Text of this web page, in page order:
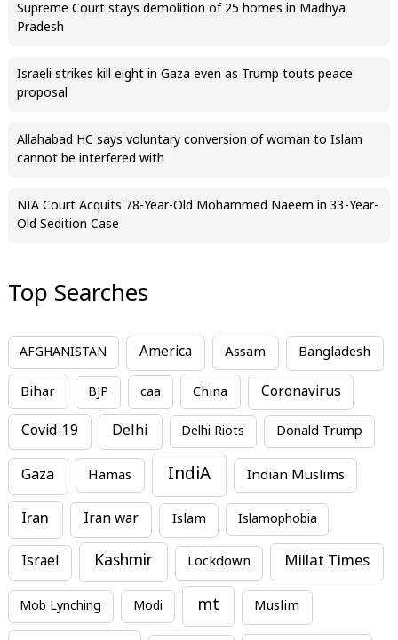
Supreme Court stays demolition of 25 homes in Madhya
Pradesh
Israeli strikes kill eight in Gaza even as Trump touts peace
proposal
Allahabad HC says voluntary conversion of woman to Islam
cannot be interfered with
NIA Court Acquits 78-Year-Old Mohammed Naeem in 33-Year-
Old Sedition Case
Top Searches
AFGHANISTAN America Assam Bangladesh
Bihar BJP caa China Coronavirus
Covid-19 Delhi Delhi Riots Donald Trump
Gaza Hamas IndiA Indian Muslims
Iran Iran war Islam Islamophobia
Israel Kashmir Lockdown Millat Times
Mob Lynching Modi mt Muslim